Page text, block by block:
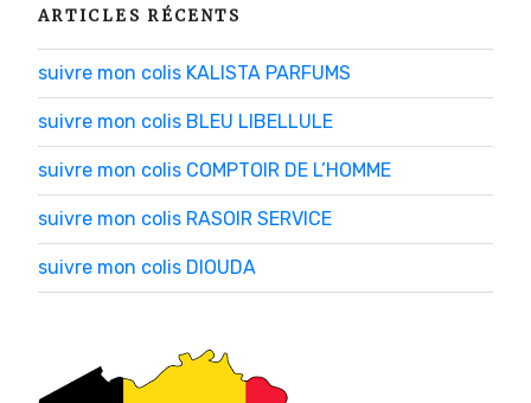
ARTICLES RÉCENTS
suivre mon colis KALISTA PARFUMS
suivre mon colis BLEU LIBELLULE
suivre mon colis COMPTOIR DE L’HOMME
suivre mon colis RASOIR SERVICE
suivre mon colis DIOUDA